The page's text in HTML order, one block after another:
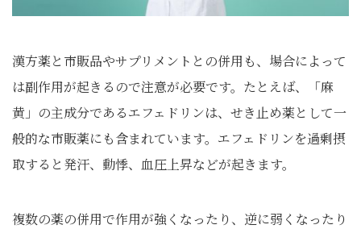
漢方薬と市販品やサプリメントとの併用も、場合によって
は副作用が起きるので注意が必要です。たとえば、「麻
黄」の主成分であるエフェドリンは、せき止め薬として一
般的な市販薬にも含まれています。エフェドリンを過剰摂
取すると発汗、動悸、血圧上昇などが起きます。
複数の薬の併用で作用が強くなったり、逆に弱くなったり